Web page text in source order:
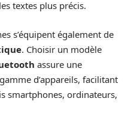
textes plus précis.
s’équipent également de
. Choisir un modèle
assure une
d’appareils, facilitant
smartphones, ordinateurs,